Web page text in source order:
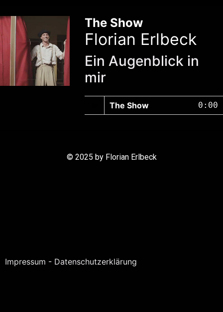
The Show
Florian Erlbeck
Ein Augenblick in
mir
The Show 0:00
© 2025 by Florian Erlbeck
Impressum - Datenschutzerklärung